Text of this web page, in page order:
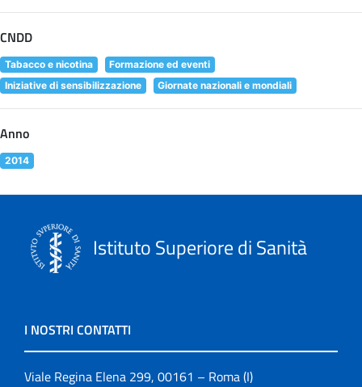
CNDD
Tabacco e nicotina
Formazione ed eventi
Iniziative di sensibilizzazione
Giornate nazionali e mondiali
Anno
2014
Istituto Superiore di Sanità
I NOSTRI CONTATTI
Viale Regina Elena 299, 00161 – Roma (I)